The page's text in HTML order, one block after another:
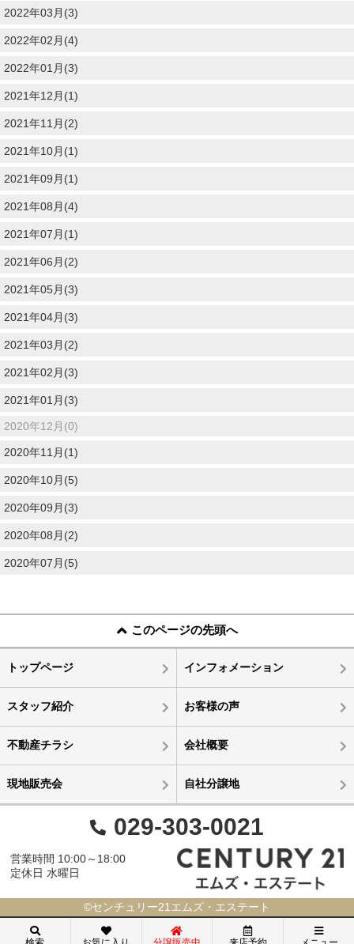
2022年03月(3)
2022年02月(4)
2022年01月(3)
2021年12月(1)
2021年11月(2)
2021年10月(1)
2021年09月(1)
2021年08月(4)
2021年07月(1)
2021年06月(2)
2021年05月(3)
2021年04月(3)
2021年03月(2)
2021年02月(3)
2021年01月(3)
2020年12月(0)
2020年11月(1)
2020年10月(5)
2020年09月(3)
2020年08月(2)
2020年07月(5)
このページの先頭へ
トップページ インフォメーション
スタッフ紹介 お客様の声
不動産チラシ 会社概要
現地販売会 自社分譲地
029-303-0021
営業時間 10:00～18:00
定休日 水曜日
©センチュリー21エムズ・エステート